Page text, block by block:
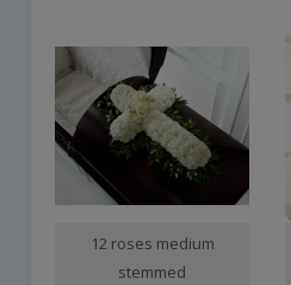
12 roses medium
stemmed